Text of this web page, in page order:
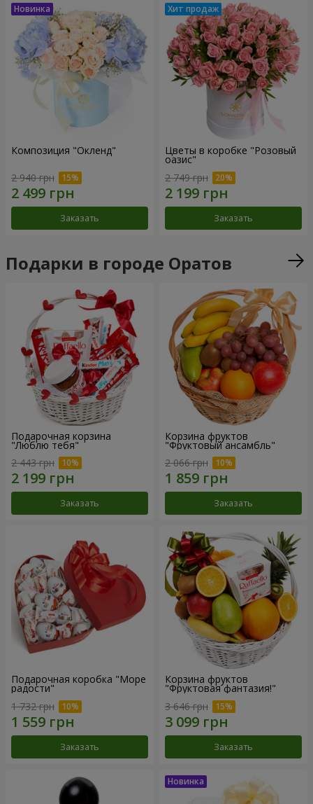
Композиция "Окленд"
2 940 грн
Заказать
Цветы в коробке "Розовый
оазис"
2 749 грн
Заказать
Подарки в городе Оратов
Подарочная корзина
"Люблю тебя"
2 443 грн
Заказать
Корзина фруктов
"Фруктовый ансамбль"
2 066 грн
Заказать
Подарочная коробка "Море
радости"
1 732 грн
Заказать
Корзина фруктов
"Фруктовая фантазия!"
3 646 грн
Заказать